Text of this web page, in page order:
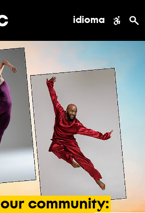
idioma
our community: